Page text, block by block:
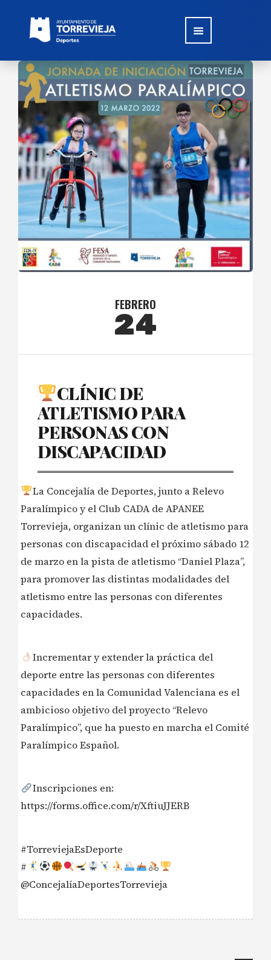
FEBRERO
24
CLÍNIC DE
ATLETISMO PARA
PERSONAS CON
DISCAPACIDAD
La Concejalía de Deportes, junto a Relevo
Paralímpico y el Club CADA de APANEE
Torrevieja, organizan un clínic de atletismo para
personas con discapacidad el próximo sábado 12
de marzo en la pista de atletismo “Daniel Plaza”,
para promover las distintas modalidades del
atletismo entre las personas con diferentes
capacidades.
Incrementar y extender la práctica del
deporte entre las personas con diferentes
capacidades en la Comunidad Valenciana es el
ambicioso objetivo del proyecto “Relevo
Paralímpico”, que ha puesto en marcha el Comité
Paralímpico Español.
Inscripciones en:
https://forms.office.com/r/XftiuJJERB
#TorreviejaEsDeporte
#
@ConcejalíaDeportesTorrevieja